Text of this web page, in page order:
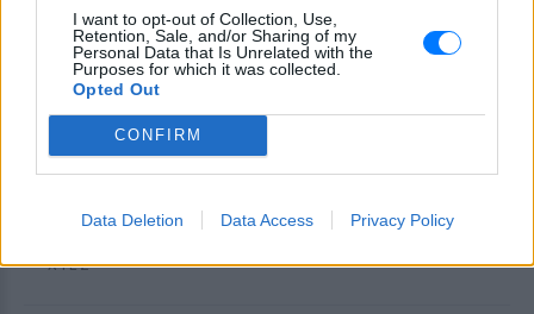
I want to opt-out of Collection, Use,
Retention, Sale, and/or Sharing of my
Personal Data that Is Unrelated with the
Purposes for which it was collected.
Opted Out
CONFIRM
Data Deletion Data Access Privacy Policy
εισιτηρίου διαρκείας είναι μόλις 2 μηνών
ΧΤΕΣ